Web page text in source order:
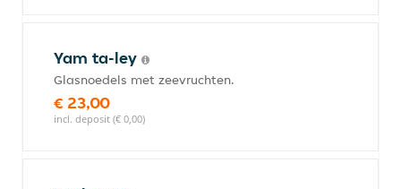
Yam ta-ley
Glasnoedels met zeevruchten.
€ 23,00
incl. deposit (€ 0,00)